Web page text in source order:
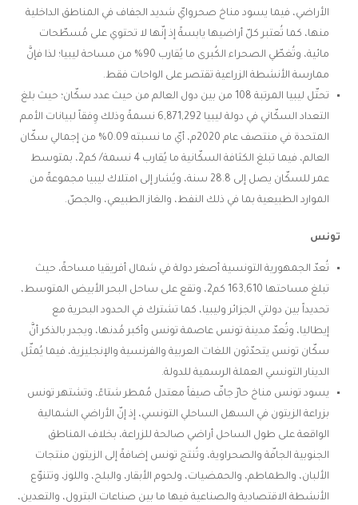
الأراضي، فيما يسود مناخ صحروايّ شديد الجفاف في المناطق الداخلية
منها، كما تُعتبر كلّ أراضيها يابسةً إذ إنّها لا تحتوي على مُسطّحات
مائية، وتُغطّي الصحراء الكُبرى ما يُقارب 90% من مساحة ليبيا؛ لذا فإنَّ
ممارسة الأنشطة الزراعية تقتصر على الواحات فقط.
تحتّل ليبيا المرتبة 108 من بين دول العالم من حيث عدد سكّان؛ حيث بلغ
التعداد السكّاني في دولة ليبيا 6,871,292 نسمةً وذلك وِفقاً لبيانات الأمم
المتحدة في منتصف عام 2020م، أيّ ما نسبته 0.09% من إجمالي سكّان
العالم، فيما تبلغ الكثافة السكّانية ما يُقارب 4 نسمة/ كم2، بمتوسط
عمر للسكّان يصل إلى 28.8 سنة، ويُشار إلى امتلاك ليبيا مجموعةً من
الموارد الطبيعية بما في ذلك النفط، والغاز الطبيعي، والجصّ.
تونس
تُعدّ الجمهورية التونسية أصغر دولة في شمال أفريقيا مساحةً، حيث
تبلغ مساحتها 163,610 كم2، وتقع على ساحل البحر الأبيض المتوسط،
تحديداً بين دولتي الجزائر وليبيا، كما تشترك في الحدود البحرية مع
إيطاليا، وتُعدّ مدينة تونس عاصمة تونس وأكبر مُدنها، ويجدر بالذكر أنَّ
سكّان تونس يتحدّثون اللغات العربية والفرنسية والإنجليزية، فيما يُمثّل
الدينار التونسي العملة الرسمية للدولة.
يسود تونس مناخ حارّ جافّ صيفاً معتدل مُمطر شتاءً، وتشتهر تونس
بزراعة الزيتون في السهل الساحلي التونسي، إذ إنّ الأراضي الشمالية
الواقعة على طول الساحل أراضي ​صالحة للزراعة، بخلاف المناطق
الجنوبية الجافّة والصحراوية، وتُنتج تونس إضافةً إلى الزيتون منتجات
الألبان، والطماطم، والحمضيات، ولحوم الأبقار، والبلح، واللوز، وتتنوّع
الأنشطة الاقتصادية والصناعية فيها ما بين صناعات البترول، والتعدين،